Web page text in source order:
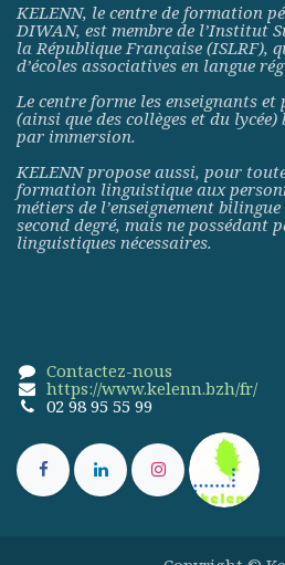
KELENN, le centre de formation
DIWAN, est membre de l’Institut
la République Française (ISLRF),
d’écoles associatives en langue
Le centre forme les enseignants et
(ainsi que des collèges et du
par immersion.
KELENN propose aussi, pour
formation linguistique aux
métiers de l’enseignement
second degré, mais ne possédant
linguistiques nécessaires.
Contactez-nous
https://www.kelenn.bzh/fr/
02 98 95 55 99